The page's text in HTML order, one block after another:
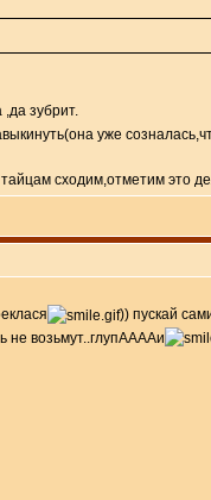
зубрит.
уже
сходим,отметим это
)) пускай
не возьмут..глупААААи